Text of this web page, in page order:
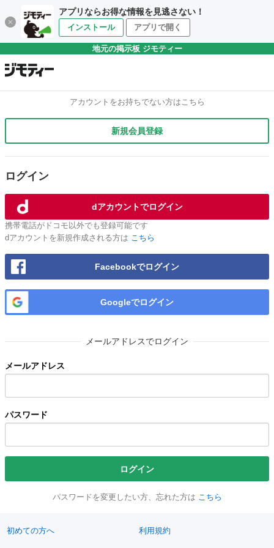
アプリならお得な情報を見逃さない！
インストール アプリで開く
地元の掲示板 ジモティー
アカウントをお持ちでない方はこちら
新規会員登録
ログイン
dアカウントでログイン
携帯電話がドコモ以外でも登録可能です
dアカウントを新規作成される方は こちら
Facebookでログイン
Googleでログイン
メールアドレスでログイン
メールアドレス
パスワード
ログイン
パスワードを変更したい方、忘れた方は こちら
初めての方へ 利用規約